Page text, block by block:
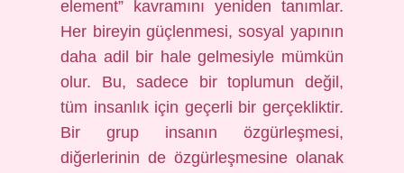
element” kavramını yeniden tanımlar.
Her bireyin güçlenmesi, sosyal yapının
daha adil bir hale gelmesiyle mümkün
olur. Bu, sadece bir toplumun değil,
tüm insanlık için geçerli bir gerçekliktir.
Bir grup insanın özgürleşmesi,
diğerlerinin de özgürleşmesine olanak